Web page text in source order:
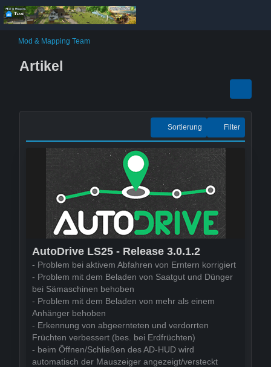
Mod & Mapping Team
Artikel
Sortierung Filter
AutoDrive LS25 - Release 3.0.1.2
- Problem bei aktivem Abfahren von Erntern korrigiert
- Problem mit dem Beladen von Saatgut und Dünger
bei Sämaschinen behoben
- Problem mit dem Beladen von mehr als einem
Anhänger behoben
- Erkennung von abgeernteten und verdorrten
Früchten verbessert (bes. bei Erdfrüchten)
- beim Öffnen/Schließen des AD-HUD wird
automatisch der Mauszeiger angezeigt/versteckt